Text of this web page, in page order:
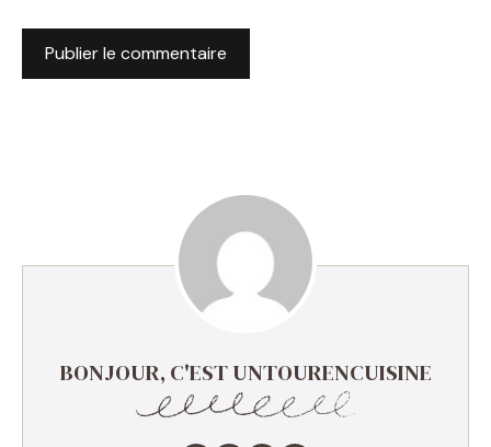
BONJOUR, C'EST UNTOURENCUISINE